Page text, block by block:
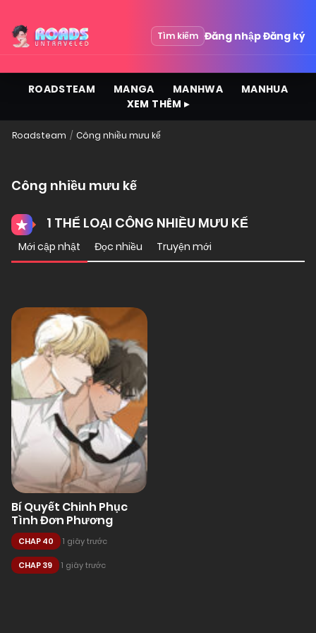
Tìm kiếm Đăng nhậpĐăng ký
ROADSTEAM MANGA MANHWA
MANHUA
XEM THÊM ▸
Roadsteam Công nhiều mưu kế
Công nhiều mưu kế
1 THỂ LOẠI CÔNG NHIỀU MƯU KẾ
Mới cập nhật Đọc nhiều Truyện mới
Bí Quyết Chinh Phục
Tình Đơn Phương
CHAP 40 1 giây trước
CHAP 39 1 giây trước